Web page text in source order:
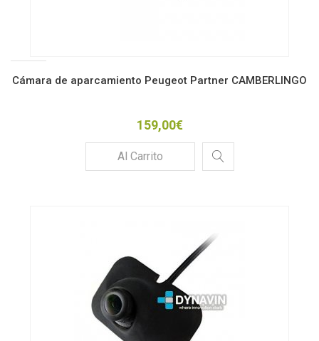
Cámara de aparcamiento Peugeot Partner CAMBERLINGO
159,00€
Al Carrito